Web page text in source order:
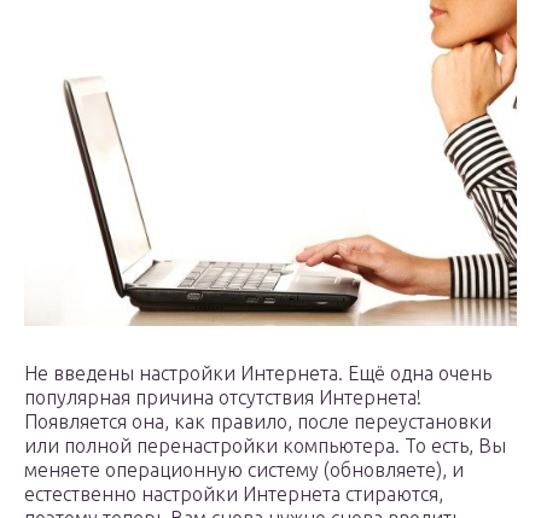
Не введены настройки Интернета. Ещё одна очень
популярная причина отсутствия Интернета!
Появляется она, как правило, после переустановки
или полной перенастройки компьютера. То есть, Вы
меняете операционную систему (обновляете), и
естественно настройки Интернета стираются,